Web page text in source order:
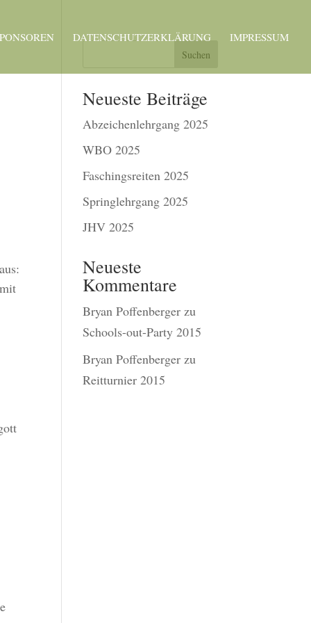
DATENSCHUTZERKLÄRUNG IMPRESSUM
Suchen
Neueste Beiträge
Abzeichenlehrgang 2025
WBO 2025
Faschingsreiten 2025
Springlehrgang 2025
JHV 2025
Neueste
Kommentare
Bryan Poffenberger zu
Schools-out-Party 2015
Bryan Poffenberger zu
Reitturnier 2015